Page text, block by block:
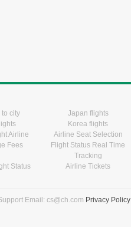
to city Japan flights
Korea flights
Airline
Fees
Airline Seat Selection
Flight Status Real Time
Tracking
Status Airline Tickets
Email: cs@ch.com Privacy Policy